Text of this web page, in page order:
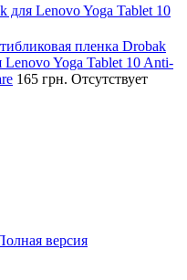
для Lenovo Yoga Tablet 10
пленка Drobak
Lenovo Yoga Tablet 10 Anti-
165 грн. Отсутствует
версия